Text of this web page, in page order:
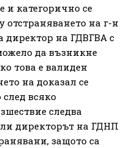
и категорично се
отстраняването на г-н
директор на ГДВГВА с
да възникне
това е валиден
на доказал се
след всяко
следва
директорът на ГДНП
защото са